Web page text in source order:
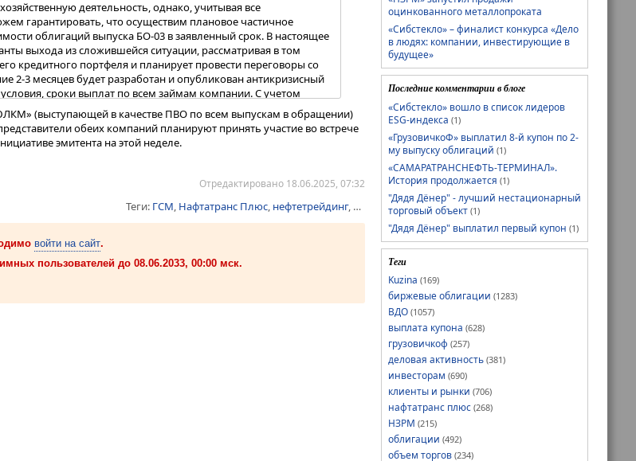
деятельность, однако, учитывая все
гарантировать, что осуществим плановое частичное
облигаций выпуска БО-03 в заявленный срок. В настоящее
выхода из сложившейся ситуации, рассматривая в том
кредитного портфеля и планирует провести переговоры со
2-3 месяцев будет разработан и опубликован антикризисный
сроки выплат по всем займам компании. С учетом
по выпускам в обращении также перестанут выплачиваться.
(выступающей в качестве ПВО по всем выпускам в обращении)
обеих компаний планируют принять участие во встрече
эмитента на этой неделе.
Отредактировано 18.06.2025, 07:32
Теги: ГСМ, Нафтатранс Плюс, нефтетрейдинг, облигации,ПВО,приостановка
войти на сайт.
пользователей до 08.06.2033, 00:00 мск.
оцинкованного металлопроката
«Сибстекло» – финалист конкурса «Дело
в людях: компании, инвестирующие в
будущее»
Последние комментарии в блоге
«Сибстекло» вошло в список лидеров
ESG-индекса (1)
«ГрузовичкоФ» выплатил 8-й купон по 2-
му выпуску облигаций (1)
«САМАРАТРАНСНЕФТЬ-ТЕРМИНАЛ».
История продолжается (1)
"Дядя Дёнер" - лучший нестационарный
торговый объект (1)
"Дядя Дёнер" выплатил первый купон (1)
Теги
Kuzina (169)
биржевые облигации (1283)
ВДО (1057)
выплата купона (628)
грузовичкоф (257)
деловая активность (381)
инвесторам (690)
клиенты и рынки (706)
нафтатранс плюс (268)
НЗРМ (215)
облигации (492)
объем торгов (234)